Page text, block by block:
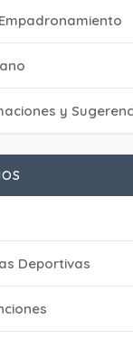
y
Deportivas